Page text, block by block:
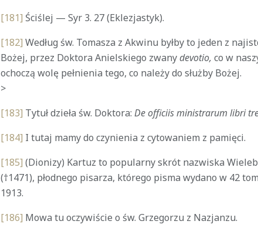
[181] Ściślej — Syr 3. 27 (Eklezjastyk).
[182] Według św. Tomasza z Akwinu byłby to jeden z
Bożej, przez Doktora Anielskiego zwanydevotio, co w
ochoczą wolę pełnienia tego, co należy do służby Bożej.
>
[183] Tytuł dzieła św. Doktora: De officiis ministrarum libri
[184] I tutaj mamy do czynienia z cytowaniem z pamięci.
[185] (Dionizy) Kartuz to popularny skrót nazwiska
(†1471), płodnego pisarza, którego pisma wydano w 42
1913.
[186] Mowa tu oczywiście o św. Grzegorzu z Nazjanzu.